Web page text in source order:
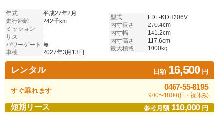
年式
平成27年2月
走行距離
242千km
ミッション
-
サス
-
パワーゲート 無
車検
2027年3月13日
型式
LDF-KDH206V
内寸長さ
270.4cm
内寸幅
141.2cm
内寸高さ
117.6cm
最大積載
1000kg
レンタル 日額 16,500円
すぐ乗れます 0467-55-8195
9:00〜18:00 (日・祝休み)
短期リース 参考月額 110,000円